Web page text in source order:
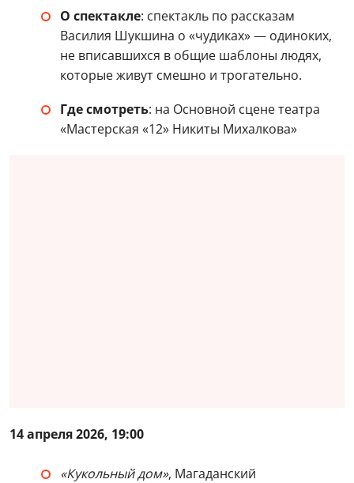
О спектакле: спектакль по рассказам
Василия Шукшина о «чудиках» — одиноких,
не вписавшихся в общие шаблоны людях,
которые живут смешно и трогательно.
Где смотреть: на Основной сцене театра
«Мастерская «12» Никиты Михалкова»
14 апреля 2026, 19:00
«Кукольный дом», Магаданский